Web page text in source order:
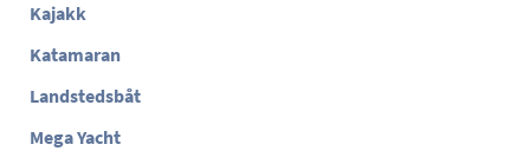
Kajakk
Katamaran
Landstedsbåt
Mega Yacht